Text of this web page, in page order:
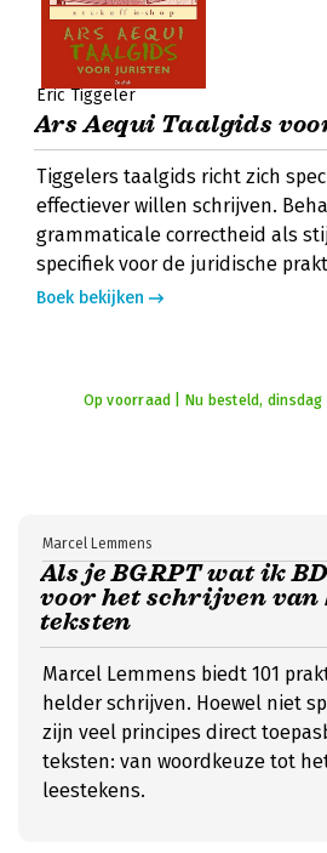
Eric Tiggeler
Ars Aequi Taalgids
Tiggelers taalgids richt zich
effectiever willen schrijven.
grammaticale correctheid als
specifiek voor de juridische
Boek bekijken
Op voorraad | Nu besteld,
Als je BGRPT wat ik
voor het schrijven van
teksten
Marcel Lemmens
Marcel Lemmens biedt 101
helder schrijven. Hoewel niet
zijn veel principes direct
teksten: van woordkeuze tot
leestekens.